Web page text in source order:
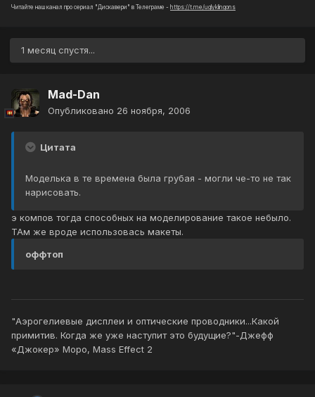
Читайте наш канал про сериал "Дискавери" в Телеграме - https://t.me/uglyklingons
1 месяц спустя...
Mad-Dan
Опубликовано 26 ноября, 2006
Цитата
Моделька в те времена была грубая - могли че-то не так
нарисовать.
э компов тогда способных на моделирование такое небыло.
ТАм же вроде использовась макеты.
оффтоп
"Аэрогелиевые дисплеи и оптические проводники...Какой
примитив. Когда же уже наступит это будущие?"-Джефф
«Джокер» Моро, Mass Effect 2